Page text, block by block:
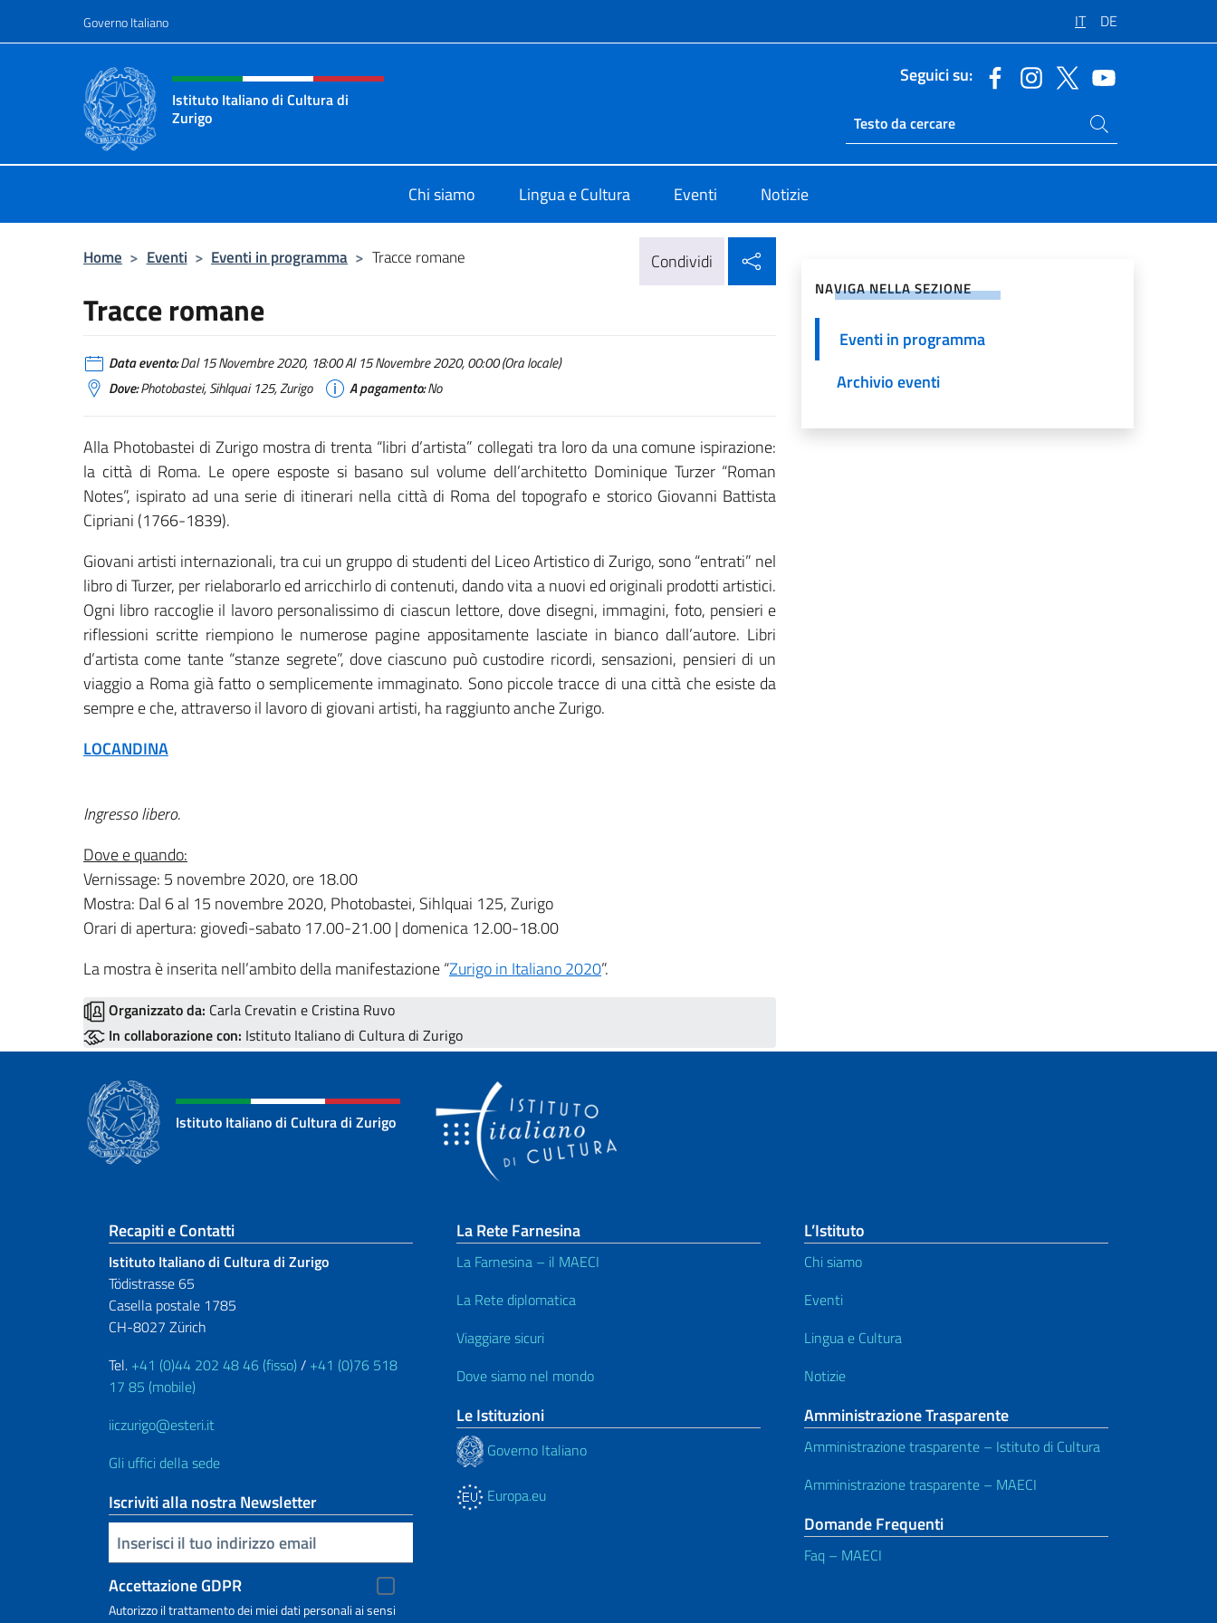
Governo Italiano IT DE
Intestazione sito, social e menù
Istituto Italiano di Cultura di
Zurigo
Seguici su:
Ricerca sito live
Cerca nel sito
Chi siamo Lingua e Cultura Eventi Notizie
Home > Eventi > Eventi in programma > Tracce romane Condividi
Tracce romane
Data evento:Dal 15 Novembre 2020, 18:00 Al 15 Novembre 2020, 00:00 (Ora locale)
Dove:Photobastei, Sihlquai 125, Zurigo A pagamento:No
Alla Photobastei di Zurigo mostra di trenta “libri d’artista” collegati tra loro da una comune ispirazione:
la città di Roma. Le opere esposte si basano sul volume dell’architetto Dominique Turzer “Roman
Notes”, ispirato ad una serie di itinerari nella città di Roma del topografo e storico Giovanni Battista
Cipriani (1766-1839).
Giovani artisti internazionali, tra cui un gruppo di studenti del Liceo Artistico di Zurigo, sono “entrati” nel
libro di Turzer, per rielaborarlo ed arricchirlo di contenuti, dando vita a nuovi ed originali prodotti artistici.
Ogni libro raccoglie il lavoro personalissimo di ciascun lettore, dove disegni, immagini, foto, pensieri e
riflessioni scritte riempiono le numerose pagine appositamente lasciate in bianco dall’autore. Libri
d’artista come tante “stanze segrete”, dove ciascuno può custodire ricordi, sensazioni, pensieri di un
viaggio a Roma già fatto o semplicemente immaginato. Sono piccole tracce di una città che esiste da
sempre e che, attraverso il lavoro di giovani artisti, ha raggiunto anche Zurigo.
LOCANDINA
Ingresso libero.
Dove e quando:
Vernissage: 5 novembre 2020, ore 18.00
Mostra: Dal 6 al 15 novembre 2020, Photobastei, Sihlquai 125, Zurigo
Orari di apertura: giovedì-sabato 17.00-21.00 | domenica 12.00-18.00
La mostra è inserita nell’ambito della manifestazione “Zurigo in Italiano 2020”.
Organizzato da: Carla Crevatin e Cristina Ruvo
In collaborazione con: Istituto Italiano di Cultura di Zurigo
NAVIGA NELLA SEZIONE
Eventi in programma
Archivio eventi
Istituto Italiano di Cultura di Zurigo
Sezione footer
Recapiti e Contatti
Istituto Italiano di Cultura di Zurigo
Tödistrasse 65
Casella postale 1785
CH-8027 Zürich
Tel. +41 (0)44 202 48 46 (fisso) / +41 (0)76 518
17 85 (mobile)
iiczurigo@esteri.it
Gli uffici della sede
Iscriviti alla nostra Newsletter
Inserisci la tua email
Accettazione GDPR
Autorizzo il trattamento dei miei dati personali ai sensi
La Rete Farnesina
La Farnesina – il MAECI
La Rete diplomatica
Viaggiare sicuri
Dove siamo nel mondo
Le Istituzioni
Governo Italiano
Europa.eu
L’Istituto
Chi siamo
Eventi
Lingua e Cultura
Notizie
Amministrazione Trasparente
Amministrazione trasparente – Istituto di Cultura
Amministrazione trasparente – MAECI
Domande Frequenti
Faq – MAECI